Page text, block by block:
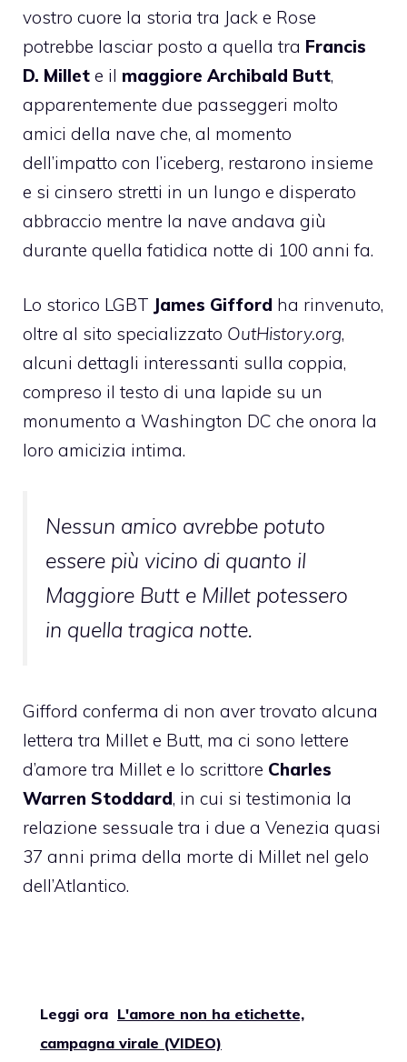
vostro cuore la storia tra Jack e Rose
potrebbe lasciar posto a quella tra Francis
D. Millet e il maggiore Archibald Butt,
apparentemente due passeggeri molto
amici della nave che, al momento
dell’impatto con l’iceberg, restarono insieme
e si cinsero stretti in un lungo e disperato
abbraccio mentre la nave andava giù
durante quella fatidica notte di 100 anni fa.
Lo storico LGBT James Gifford ha rinvenuto,
oltre al sito specializzato OutHistory.org,
alcuni dettagli interessanti sulla coppia,
compreso il testo di una lapide su un
monumento a Washington DC che onora la
loro amicizia intima.
Nessun amico avrebbe potuto
essere più vicino di quanto il
Maggiore Butt e Millet potessero
in quella tragica notte.
Gifford conferma di non aver trovato alcuna
lettera tra Millet e Butt, ma ci sono lettere
d’amore tra Millet e lo scrittore Charles
Warren Stoddard, in cui si testimonia la
relazione sessuale tra i due a Venezia quasi
37 anni prima della morte di Millet nel gelo
dell’Atlantico.
Leggi ora L'amore non ha etichette,
campagna virale (VIDEO)